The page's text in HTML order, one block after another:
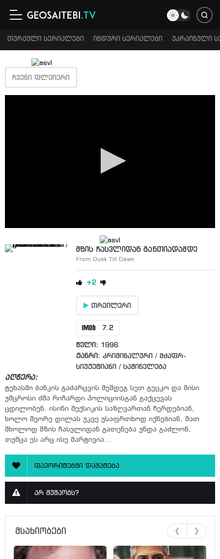
თურქული სერიალები ინდური სერიალები უკრაინული
ᲩᲕᲔᲜᲘ ᲤᲚᲔᲘᲔᲠᲘ
მზის ჩასვლიდან განთიადამდე
From Dusk Till Dawn
+2
თრეილერი
7.2
წელი: 1996
ჟანრი: კრიმინალური / მძაფრ-
სიუჟეტიანი / საშინელება
აღწერა:
ტეხასში ბანკის გაძარცვის შემდეგ სეთ გეცკო და მისი
უმცროსი ძმა რიჩარდი პოლიციისგან გაქცევას
ცდილობენ. ისინი მექსიკის საზღვართან ჩერდებიან,
ხოლო მეორე დილას უკვე უსაფრთხოდ იქნებიან, მათ
მხოლოდ მზის ჩასვლიდან გათენება უნდა გაძლონ,
თუმცა ეს არც ისე მარტივია...
ფავორიტებში დამატება
არ მუშაობს?
მსახიობები